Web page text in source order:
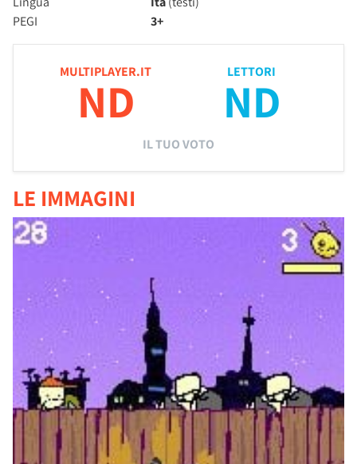
PEGI
3+
MULTIPLAYER.IT
ND
LETTORI
ND
IL TUO VOTO
LE IMMAGINI